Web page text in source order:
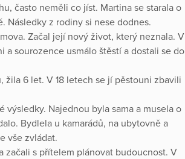
často neměli co jíst. Martina se starala o
Následky z rodiny si nese dodnes.
Začal její nový život, který neznala. V
a sourozence usmálo štěstí a dostali se do
6 let. V 18 letech se jí pěstouni zbavili
Najednou byla sama a musela o
Bydlela u kamarádů, na ubytovně a
vše zvládat.
začali s přítelem plánovat budoucnost. V